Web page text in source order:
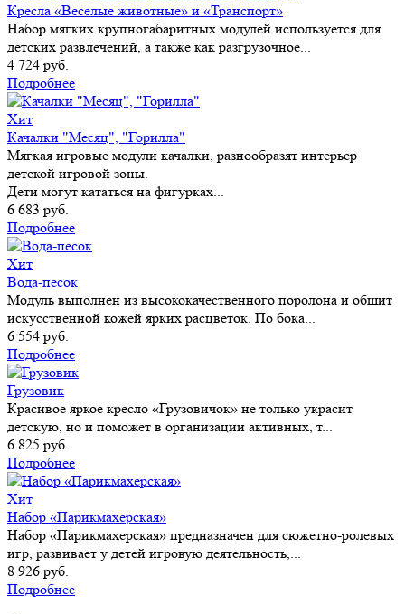
Кресла «Веселые животные» и «Транспорт»
Набор мягких крупногабаритных модулей используется для
детских развлечений, а также как разгрузочное...
4 724 руб.
Подробнее
Хит
Качалки "Месяц", "Горилла"
Мягкая игровые модули качалки, разнообразят интерьер
детской игровой зоны.
Дети могут кататься на фигурках...
6 683 руб.
Подробнее
Хит
Вода-песок
Модуль выполнен из высококачественного поролона и обшит
искусственной кожей ярких расцветок. По бока...
6 554 руб.
Подробнее
Грузовик
Красивое яркое кресло «Грузовичок» не только украсит
детскую, но и поможет в организации активных, т...
6 825 руб.
Подробнее
Хит
Набор «Парикмахерская»
Набор «Парикмахерская» предназначен для сюжетно-ролевых
игр, развивает у детей игровую деятельность,...
8 926 руб.
Подробнее